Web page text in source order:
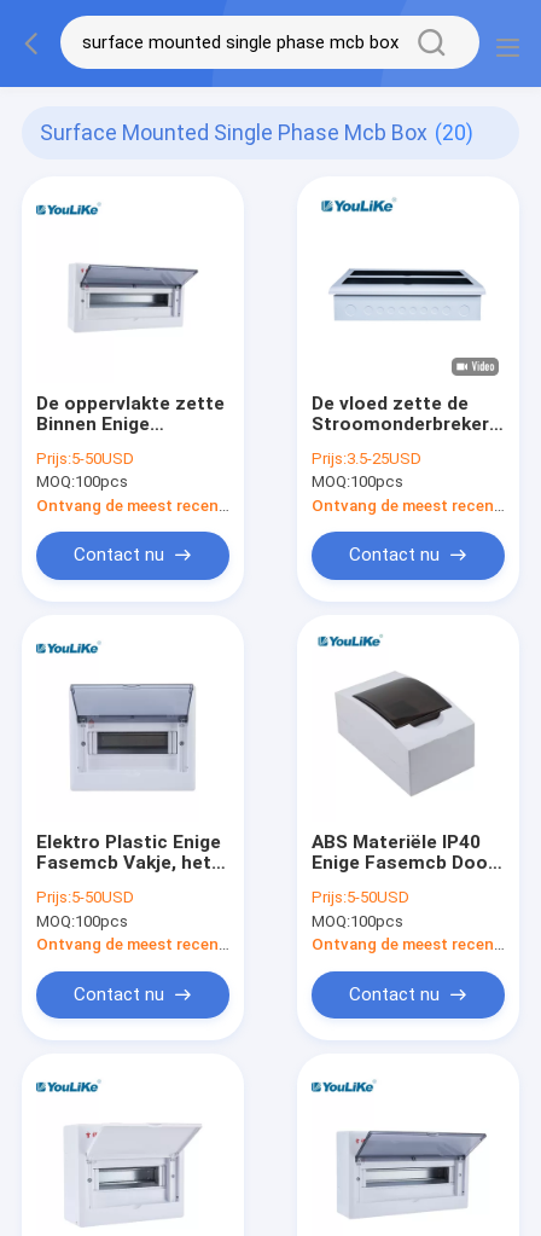
Surface Mounted Single Phase Mcb Box (20)
De oppervlakte zette
Binnen Enige
Manier op met
Transparant Venster
Prijs:5-50USD
MOQ:100pcs
Contact nu
De vloed zette de
Stroomonderbrekerdoos
Fasemcb Doos
42Way
Prijs:3.5-25USD
MOQ:100pcs
Contact nu
Elektro Plastic Enige
Fasemcb Vakje, het
Manierob Opgezette
Oppervlakte
Prijs:5-50USD
MOQ:100pcs
Contact nu
ABS Materiële IP40
Enige Fasemcb Doos
Openluchtgebruik
Prijs:5-50USD
MOQ:100pcs
Contact nu